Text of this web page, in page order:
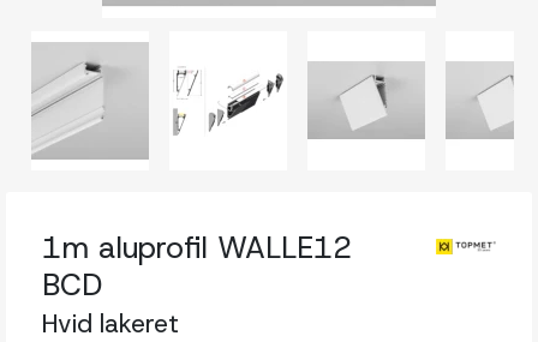
1m aluprofil WALLE12
BCD
Hvid lakeret